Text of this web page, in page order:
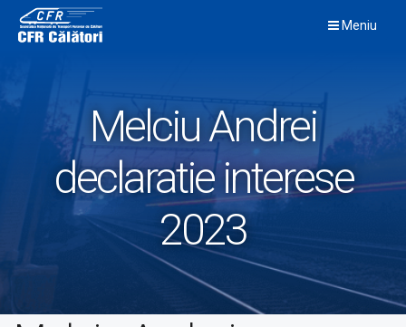
content
Meniu
Melciu Andrei
declaratie interese
2023